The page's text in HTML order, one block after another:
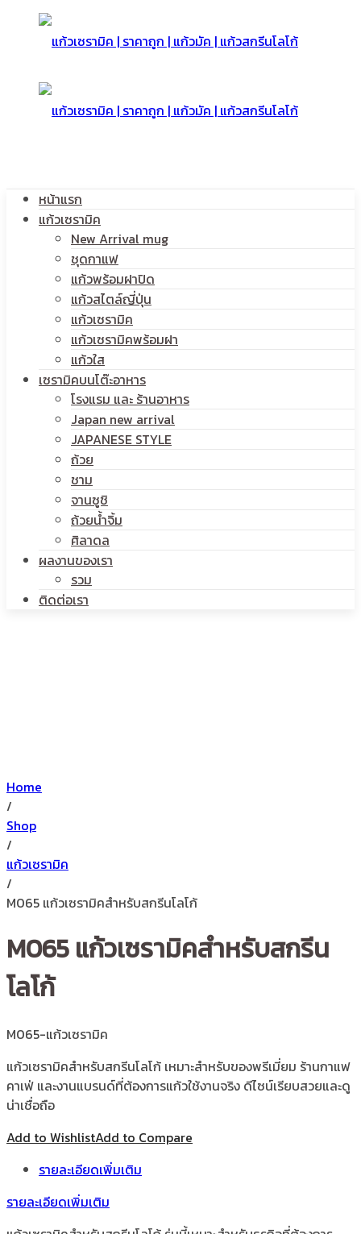
แก้ว
สกรีน
|
แก้ว
สกรีน
หน้าแรก
แก้วเซรามิค
New Arrival mug
ชุดกาแฟ
แก้วพร้อมฝาปิด
แก้วสไตล์ญี่ปุ่น
แก้วเซรามิค
แก้วเซรามิคพร้อมฝา
แก้วใส
เซรามิคบนโต๊ะอาหาร
โรงแรม และ ร้านอาหาร
Japan new arrival
JAPANESE STYLE
ถ้วย
ชาม
จานซูชิ
ถ้วยน้ำจิ้ม
ศิลาดล
ผลงานของเรา
รวม
ติดต่อเรา
Home
/
Shop
/
แก้วเซรามิค
/
M065 แก้วเซรามิคสำหรับสกรีนโลโก้
M065 แก้วเซรามิคสำหรับสกรีน
โลโก้
M065-แก้วเซรามิค
แก้วเซรามิคสำหรับสกรีนโลโก้ เหมาะสำหรับของพรีเมี่ยม ร้านกาแฟ
คาเฟ่ และงานแบรนด์ที่ต้องการแก้วใช้งานจริง ดีไซน์เรียบสวยและดู
น่าเชื่อถือ
Add to WishlistAdd to Compare
รายละเอียดเพิ่มเติม
รายละเอียดเพิ่มเติม